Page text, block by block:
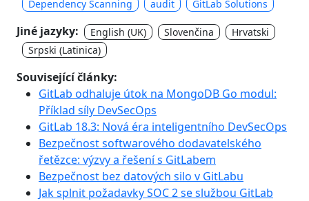
Dependency Scanning
audit GitLab Solutions
Jiné jazyky: English (UK) Slovenčina
Hrvatski
Srpski (Latinica)
Související články:
GitLab odhaluje útok na MongoDB Go modul:
Příklad síly DevSecOps
GitLab 18.3: Nová éra inteligentního DevSecOps
Bezpečnost softwarového dodavatelského
řetězce: výzvy a řešení s GitLabem
Bezpečnost bez datových silo v GitLabu
Jak splnit požadavky SOC 2 se službou GitLab